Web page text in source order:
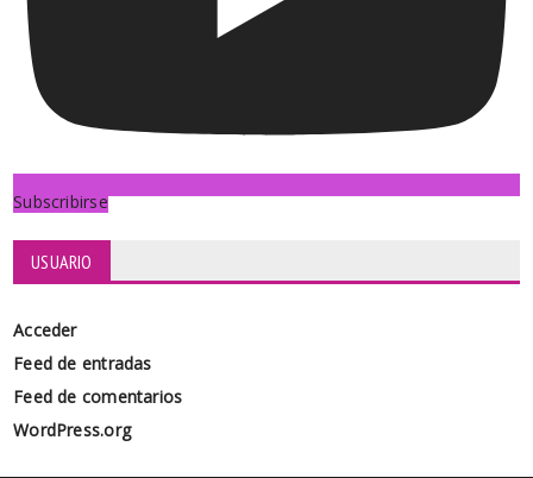
Subscribirse
USUARIO
Acceder
Feed de entradas
Feed de comentarios
WordPress.org